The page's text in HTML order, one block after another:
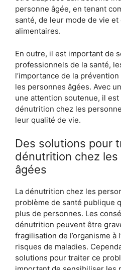
personne âgée, en tenant
santé, de leur mode de vie
alimentaires.
En outre, il est important de
professionnels de la santé,
l’importance de la
les personnes âgées. Avec
une attention soutenue, il
dénutrition chez les
leur qualité de vie.
Des solutions pour
dénutrition chez les
âgées
La dénutrition chez les
problème de santé publique
plus de personnes. Les
dénutrition peuvent être
fragilisation de l’organisme à
risques de maladies.
solutions pour traiter ce